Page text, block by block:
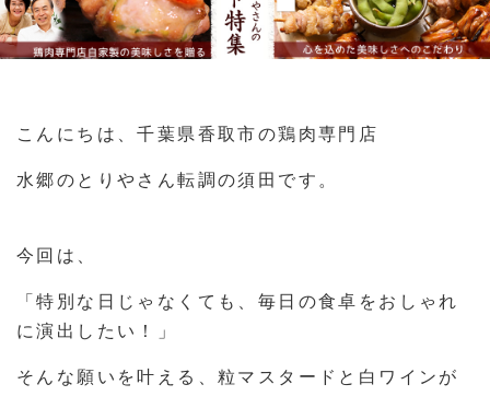
こんにちは、千葉県香取市の鶏肉専門店
水郷のとりやさん転調の須田です。
今回は、
「特別な日じゃなくても、毎日の食卓をおしゃれ
に演出したい！」
そんな願いを叶える、粒マスタードと白ワインが